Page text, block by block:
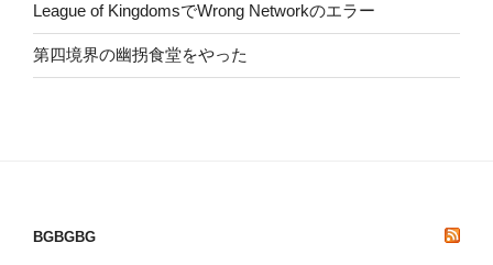
League of KingdomsでWrong Networkのエラー
第四境界の幽拐食堂をやった
BGBGBG